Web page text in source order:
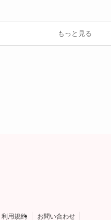
もっと見る
利用規約 お問い合わせ